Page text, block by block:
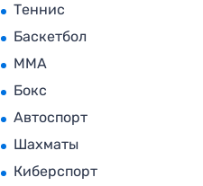
Теннис
Баскетбол
MMA
Бокс
Автоспорт
Шахматы
Киберспорт